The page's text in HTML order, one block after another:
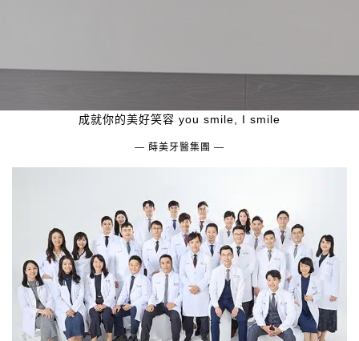
成就你的美好笑容 you smile, I smile
— 蒔美牙醫集團 —